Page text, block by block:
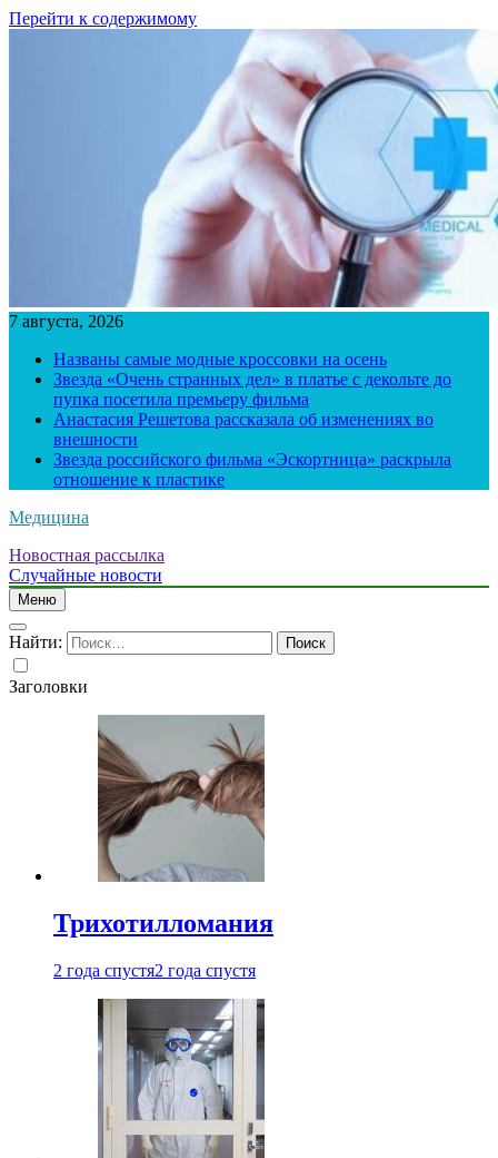
Перейти к содержимому
7 августа, 2026
Названы самые модные кроссовки на осень
Звезда «Очень странных дел» в платье с декольте до
пупка посетила премьеру фильма
Анастасия Решетова рассказала об изменениях во
внешности
Звезда российского фильма «Эскортница» раскрыла
отношение к пластике
Медицина
Новостная рассылка
Случайные новости
Меню
Найти:
Заголовки
Трихотилломания
2 года спустя2 года спустя